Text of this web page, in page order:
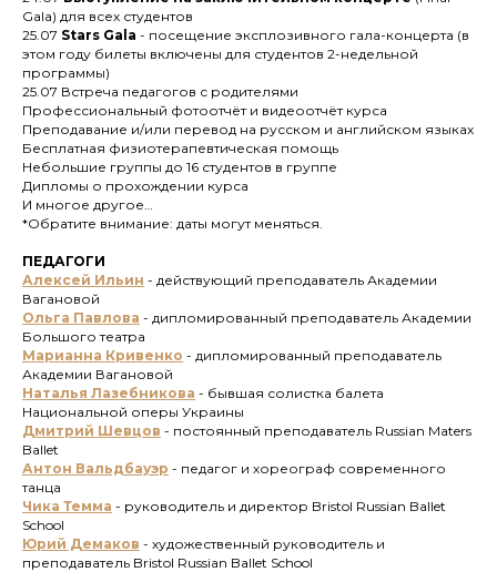
Gala) для всех студентов
25.07 Stars Gala - посещение эксплозивного гала-концерта (в
этом году билеты включены для студентов 2-недельной
программы)
25.07 Встреча педагогов с родителями
Профессиональный фотоотчёт и видеоотчёт курса
Преподавание и/или перевод на русском и английском языках
Бесплатная физиотерапевтическая помощь
Небольшие группы до 16 студентов в группе
Дипломы о прохождении курса
И многое другое…
*Обратите внимание: даты могут меняться.
ПЕДАГОГИ
Алексей Ильин - действующий преподаватель Академии
Вагановой
Ольга Павлова - дипломированный преподаватель Академии
Большого театра
Марианна Кривенко - дипломированный преподаватель
Академии Вагановой
Наталья Лазебникова - бывшая солистка балета
Национальной оперы Украины
Дмитрий Шевцов - постоянный преподаватель Russian Maters
Ballet
Антон Вальдбауэр - педагог и хореограф современного
танца
Чика Темма - руководитель и директор Bristol Russian Ballet
School
Юрий Демаков - художественный руководитель и
преподаватель Bristol Russian Ballet School